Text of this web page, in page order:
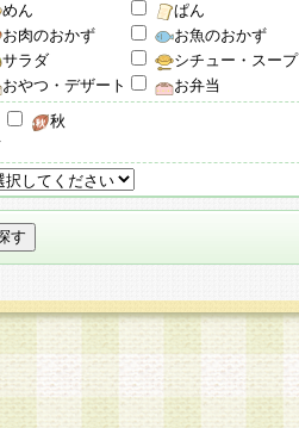
めん
ぱん
お肉のおかず
お魚のおかず
サラダ
シチュー・スープ
おやつ・デザート お弁当
秋